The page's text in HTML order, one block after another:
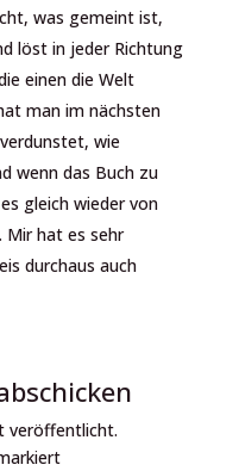
was gemeint ist,
löst in jeder Richtung
einen die Welt
man im nächsten
wie
wenn das Buch zu
gleich wieder von
Mir hat es sehr
durchaus auch
veröffentlicht.